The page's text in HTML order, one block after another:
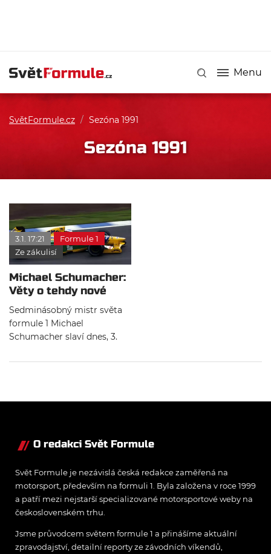
Menu
SvětFormule.cz / Sezóna 1991
Sezóna 1991
3.1. 17:21
Formule 1
Ze zákulisí
Michael Schumacher:
Věty o tehdy nové
vycházející hvězdě F1
Sedminásobný mistr světa
formule 1 Michael
Schumacher slaví dnes, 3.
Komunitu královny
roce 1992. To se samozřejmě
mladém Němci viděli už v té
O redakci Svět Formule
Svět Formule je nezávislá česká redakce zaměřená na
motorsport, především na formuli 1. Byla založena v roce 1999
a patří mezi nejstarší specializované motorsportové weby na
československém trhu.
Jsme průvodcem světem formule 1 a přinášíme aktuální
zpravodajství, detailní reporty ze závodních víkendů,